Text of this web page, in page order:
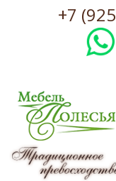
+7